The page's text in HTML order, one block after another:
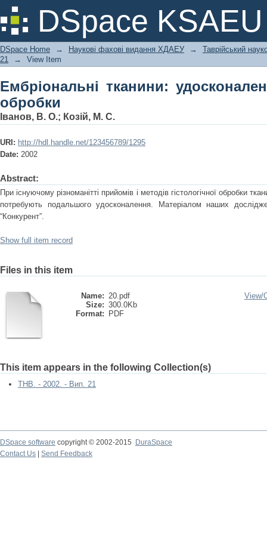
DSpace KSAEU
Ембріональні тканини:
DSpace Home → Наукові фахові видання ХДАЕУ →
Таврійський
21
→ View Item
Ембріональні тканини:
обробки
Іванов, В. О.; Козій, М. С.
URI: http://hdl.handle.net/123456789/1295
Date: 2002
Abstract:
При існуючому різноманітті прийомів і методів гiстологічної обробки
потребують подальшого удосконалення. Матеріалом наших
“Конкурент”.
Show full item record
Files in this item
Name: 20.pdf
Size: 300.0Kb
Format:
PDF
View/
This item appears in the following Collection(s)
ТНВ. - 2002. - Вип. 21
DSpace software copyright © 2002-2015
DuraSpace
Contact Us
Send Feedback